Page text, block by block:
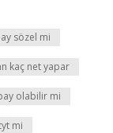
sözel mi
kaç net yapar
olabilir mi
mi